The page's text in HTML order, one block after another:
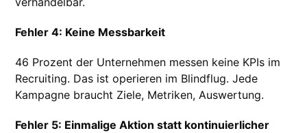
Fehler 4: Keine Messbarkeit
46 Prozent der Unternehmen messen keine KPIs im
Recruiting. Das ist operieren im Blindflug. Jede
Kampagne braucht Ziele, Metriken, Auswertung.
Fehler 5: Einmalige Aktion statt kontinuierlicher